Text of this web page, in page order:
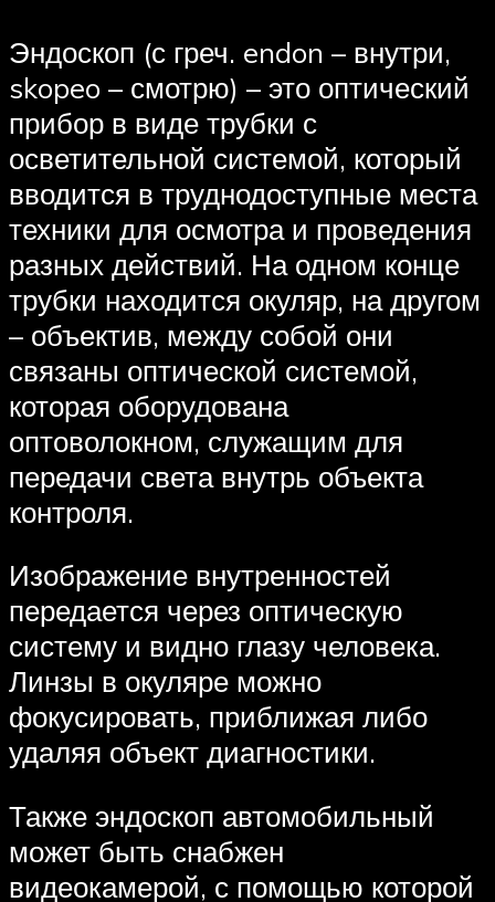
Эндоскоп (с греч. endon – внутри,
skopeo – смотрю) – это оптический
прибор в виде трубки с
осветительной системой, который
вводится в труднодоступные места
техники для осмотра и проведения
разных действий. На одном конце
трубки находится окуляр, на другом
– объектив, между собой они
связаны оптической системой,
которая оборудована
оптоволокном, служащим для
передачи света внутрь объекта
контроля.
Изображение внутренностей
передается через оптическую
систему и видно глазу человека.
Линзы в окуляре можно
фокусировать, приближая либо
удаляя объект диагностики.
Также эндоскоп автомобильный
может быть снабжен
видеокамерой, с помощью которой